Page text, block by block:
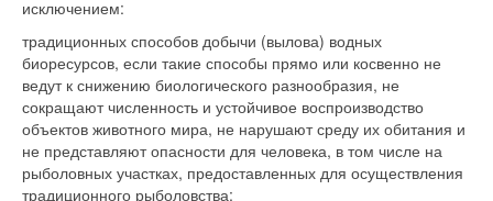
исключением:
традиционных способов добычи (вылова) водных
биоресурсов, если такие способы прямо или косвенно не
ведут к снижению биологического разнообразия, не
сокращают численность и устойчивое воспроизводство
объектов животного мира, не нарушают среду их обитания и
не представляют опасности для человека, в том числе на
рыболовных участках, предоставленных для осуществления
традиционного рыболовства;